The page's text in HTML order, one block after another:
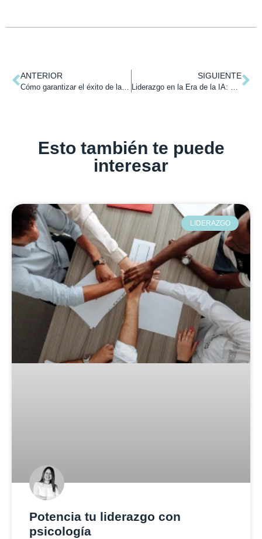
ANTERIOR SIGUIENTE
Esto también te puede
interesar
LIDERAZGO
Potencia tu liderazgo con
psicología